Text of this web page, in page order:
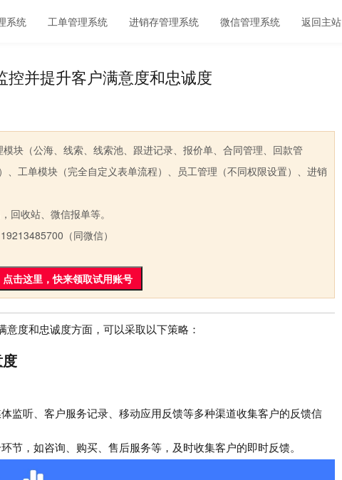
系统 工单管理系统 进销存管理系统 微信管理系统 返回主站
控并提升客户满意度和忠诚度
（公海、线索、线索池、跟进记录、报价单、合同管理、回款管
、工单模块（完全自定义表单流程）、员工管理（不同权限设置）、进销
收站、微信报单等。
（同微信）
点击这里，快来领取试用账号
度和忠诚度方面，可以采取以下策略：
监听、客户服务记录、移动应用反馈等多种渠道收集客户的反馈信
节，如咨询、购买、售后服务等，及时收集客户的即时反馈。